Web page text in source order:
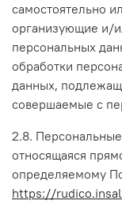
самостоятельно
организующие и/
персональных
обработки
данных,
совершаемые с
2.8.
относящаяся
определяемому
https://